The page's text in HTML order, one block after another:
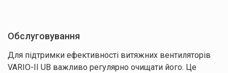
Обслуговування
Для підтримки ефективності витяжних вентиляторів
VARIO-II UB важливо регулярно очищати його. Це